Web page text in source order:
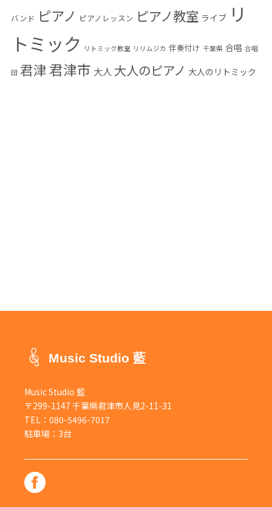
バンド ピアノ ピアノレッスン ピアノ教室 ライブ リ
トミック リトミック教室 リリムジカ 伴奏付け 千葉県 合唱 合唱
団 君津君津市 大人 大人のピアノ 大人のリトミック
Music Studio 藍
Music Studio 藍
〒299-1147 千葉県君津市人見2-11-31
TEL： 080-5496-7017
駐車場：3台